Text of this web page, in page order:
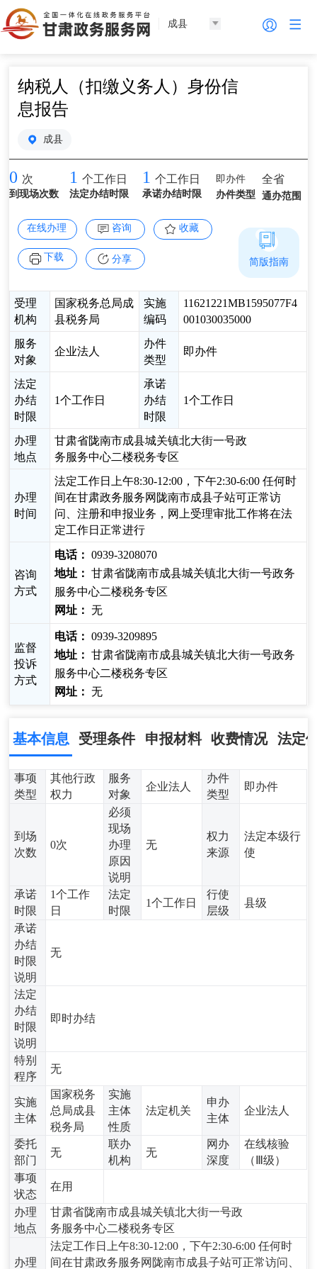
成县
纳税人（扣缴义务人）身份信
息报告
成县
0 次
到现场次数
1 个工作日
法定办结时限
1 个工作日
承诺办结时限
即办件
办件类型
全省
通办范围
在线办理 咨询 收藏
下载 分享
受理
机构
国家税务总局成
县税务局
实施
编码
11621221MB1595077F4
001030035000
服务
对象
企业法人
办件
类型
即办件
法定
办结
时限
1个工作日
承诺
办结
时限
1个工作日
办理
地点
甘肃省陇南市成县城关镇北大街一号政
务服务中心二楼税务专区
办理
时间
法定工作日上午8:30-12:00，下午2:30-6:00 任何时
间在甘肃政务服务网陇南市成县子站可正常访
问、注册和申报业务，网上受理审批工作将在法
定工作日正常进行
咨询
方式
电话： 0939-3208070
地址： 甘肃省陇南市成县城关镇北大街一号政务
服务中心二楼税务专区
网址： 无
监督
投诉
方式
电话： 0939-3209895
地址： 甘肃省陇南市成县城关镇北大街一号政务
服务中心二楼税务专区
网址： 无
简版指南
基本信息 受理条件 申报材料 收费情况 法定
事项
类型
其他行政
权力
服务
对象
企业法人
办件
类型
即办件
到场
次数
0次
必须
现场
办理
原因
说明
无
权力
来源
法定本级行
使
承诺
时限
1个工作
日
法定
时限
1个工作日
行使
层级
县级
承诺
办结
时限
说明
无
法定
办结
时限
说明
即时办结
特别
程序
无
实施
主体
国家税务
总局成县
税务局
实施
主体
性质
法定机关
申办
主体
企业法人
委托
部门
无
联办
机构
无
网办
深度
在线核验
（Ⅲ级）
事项
状态
在用
办理
地点
甘肃省陇南市成县城关镇北大街一号政
务服务中心二楼税务专区
办理
法定工作日上午8:30-12:00，下午2:30-6:00 任何时
间在甘肃政务服务网陇南市成县子站可正常访问、